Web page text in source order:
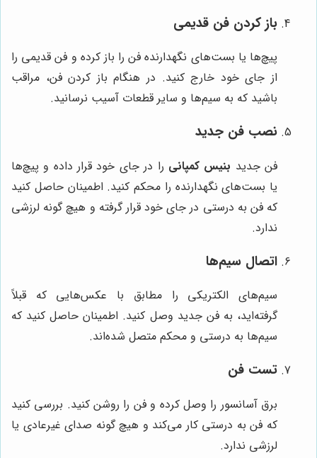
باز کردن فن قدیمی
پیچ‌ها یا بست‌های نگهدارنده فن را باز کرده و فن قدیمی را
از جای خود خارج کنید. در هنگام باز کردن فن، مراقب
باشید که به سیم‌ها و سایر قطعات آسیب نرسانید.
نصب فن جدید
فن جدید بنیس کمپانی را در جای خود قرار داده و پیچ‌ها
یا بست‌های نگهدارنده را محکم کنید. اطمینان حاصل کنید
که فن به درستی در جای خود قرار گرفته و هیچ گونه لرزشی
ندارد.
اتصال سیم‌ها
سیم‌های الکتریکی را مطابق با عکس‌هایی که قبلاً
گرفته‌اید، به فن جدید وصل کنید. اطمینان حاصل کنید که
سیم‌ها به درستی و محکم متصل شده‌اند.
تست فن
برق آسانسور را وصل کرده و فن را روشن کنید. بررسی کنید
که فن به درستی کار می‌کند و هیچ گونه صدای غیرعادی یا
لرزشی ندارد.